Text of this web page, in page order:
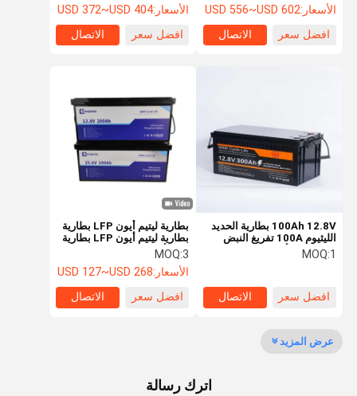
مراقبة الجودة اتصل بنا القضايا
بطارية ليثيوم LifePO4
نظام تخزين الطاقة الشمسية
الأسعار:USD 556~USD 602
افضل سعر
الاتصال
الأسعار:USD 372~USD 404
افضل سعر
الاتصال
100Ah 12.8V بطارية الحديد
الليثيوم 100A تفريغ النبض
50A شحن أقصى مع ABSMOQ:1
افضل سعر الاتصال
بطارية ليتيم أيون LFP بطارية
بطارية ليتيم أيون LFP بطارية
أيون LFP
MOQ:3
الأسعار:USD 127~USD 268
افضل سعر
الاتصال
عرض المزيد
اترك رسالة